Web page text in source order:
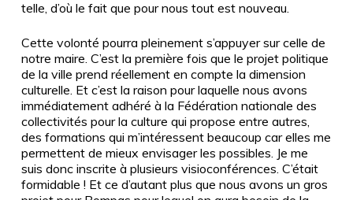
telle, d’où le fait que pour nous tout est nouveau.
Cette volonté pourra pleinement s’appuyer sur celle de
notre maire. C’est la première fois que le projet politique
de la ville prend réellement en compte la dimension
culturelle. Et c’est la raison pour laquelle nous avons
immédiatement adhéré à la Fédération nationale des
collectivités pour la culture qui propose entre autres,
des formations qui m’intéressent beaucoup car elles me
permettent de mieux envisager les possibles. Je me
suis donc inscrite à plusieurs visioconférences. C’était
formidable ! Et ce d’autant plus que nous avons un gros